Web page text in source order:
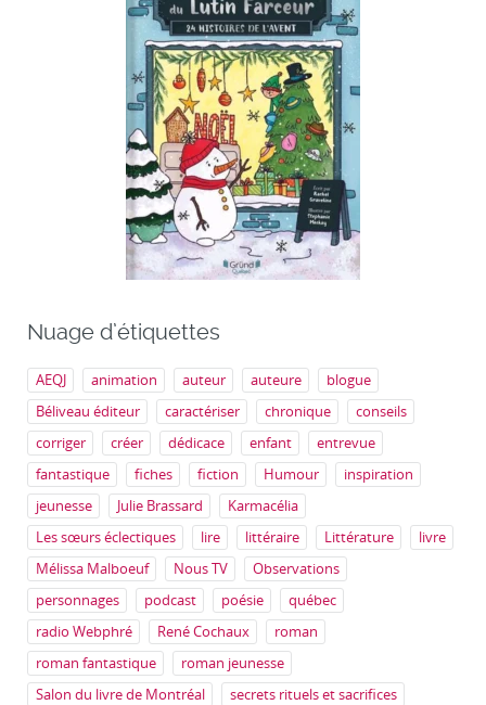
Nuage d’étiquettes
AEQJ animation auteur auteure
blogue
Béliveau éditeur
caractériser chronique
conseils
corriger
créer dédicace enfant
entrevue
fantastique
fiches fiction Humour
inspiration
jeunesse
Julie Brassard
Karmacélia
Les sœurs éclectiques
lire littéraire Littérature
livre
Mélissa Malboeuf
Nous TV
Observations
personnages
podcast poésie
québec
radio Webphré
René Cochaux
roman
roman fantastique
roman jeunesse
Salon du livre de Montréal
secrets rituels et sacrifices